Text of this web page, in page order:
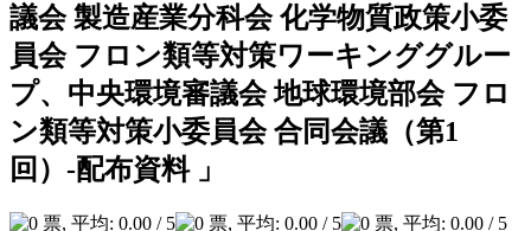
議会 製造産業分科会 化学物質政策小委
員会 フロン類等対策ワーキンググルー
プ、中央環境審議会 地球環境部会 フロ
ン類等対策小委員会 合同会議（第1
回）‐配布資料 」